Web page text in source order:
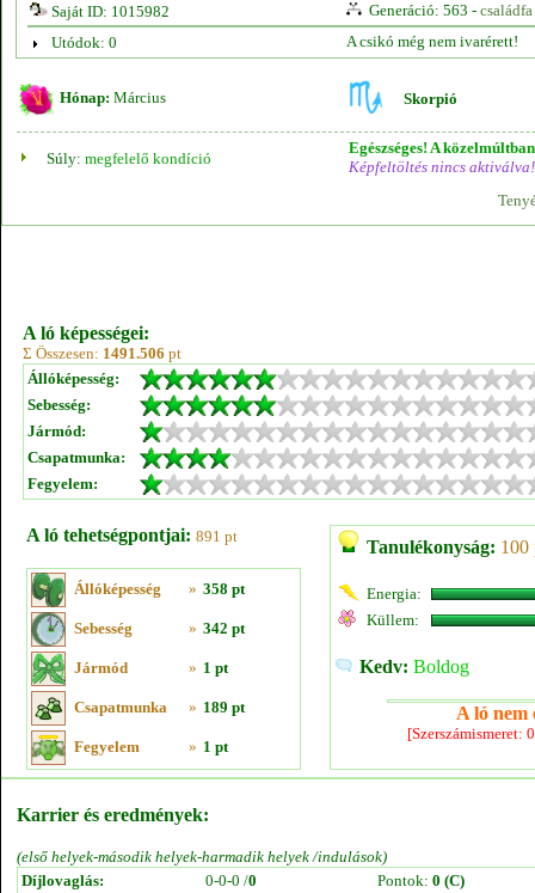
Saját ID: 1015982
Generáció: 563 - családfa
Utódok: 0
A csikó még nem ivarérett!
Hónap: Március Skorpió
Súly: megfelelő kondíció
Egészséges! A
Képfeltöltés nincs aktiválva!
A ló képességei:
Σ Összesen: 1491.506 pt
Állóképesség:
Sebesség:
Jármód:
Csapatmunka:
Fegyelem:
A ló tehetségpontjai: 891 pt
Állóképesség » 358 pt
Sebesség » 342 pt
Jármód » 1 pt
Csapatmunka » 189 pt
Fegyelem » 1 pt
Tanulékonyság: 100
Energia:
Küllem:
Kedv: Boldog
A ló nem
[Szerszámismeret:
Karrier és eredmények:
(első helyek-második helyek-harmadik helyek /indulások)
Díjlovaglás:
0-0-0 /0 Pontok: 0 (C)